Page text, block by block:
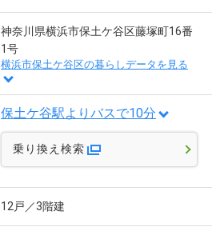
神奈川県横浜市保土ケ谷区藤塚町16番
1号
横浜市保土ケ谷区の暮らしデータを見る
保土ケ谷駅よりバスで10分
乗り換え検索
12戸／3階建